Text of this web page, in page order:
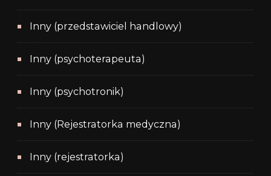
Inny (przedstawiciel handlowy)
Inny (psychoterapeuta)
Inny (psychotronik)
Inny (Rejestratorka medyczna)
Inny (rejestratorka)